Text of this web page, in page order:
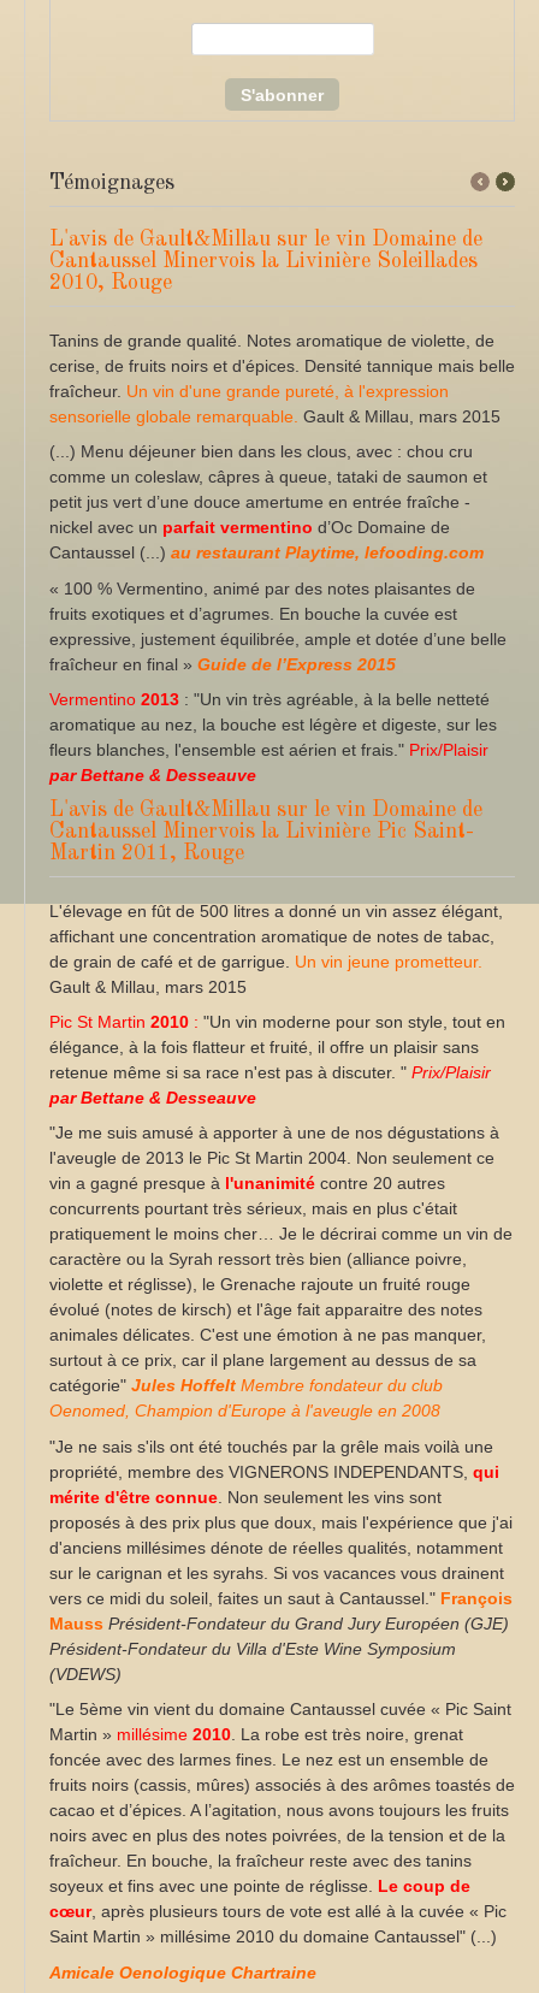
Témoignages
Previous
L'avis de Gault&Millau sur le vin Domaine de
Cantaussel Minervois la Livinière Soleillades
2010, Rouge
Tanins de grande qualité. Notes aromatique de violette, de
cerise, de fruits noirs et d'épices. Densité tannique mais belle
fraîcheur. Un vin d'une grande pureté, à l'expression
sensorielle globale remarquable. Gault & Millau, mars 2015
(...) Menu déjeuner bien dans les clous, avec : chou cru
comme un coleslaw, câpres à queue, tataki de saumon et
petit jus vert d’une douce amertume en entrée fraîche -
nickel avec un parfait vermentino d’Oc Domaine de
Cantaussel (...) au restaurant Playtime, lefooding.com
« 100 % Vermentino, animé par des notes plaisantes de
fruits exotiques et d’agrumes. En bouche la cuvée est
expressive, justement équilibrée, ample et dotée d’une belle
fraîcheur en final » Guide de l’Express 2015
Vermentino 2013 : "Un vin très agréable, à la belle netteté
aromatique au nez, la bouche est légère et digeste, sur les
fleurs blanches, l'ensemble est aérien et frais." Prix/Plaisir
par Bettane & Desseauve
L'avis de Gault&Millau sur le vin Domaine de
Cantaussel Minervois la Livinière Pic Saint-
Martin 2011, Rouge
L'élevage en fût de 500 litres a donné un vin assez élégant,
affichant une concentration aromatique de notes de tabac,
de grain de café et de garrigue. Un vin jeune prometteur.
Gault & Millau, mars 2015
Pic St Martin 2010 : "Un vin moderne pour son style, tout en
élégance, à la fois flatteur et fruité, il offre un plaisir sans
retenue même si sa race n'est pas à discuter. " Prix/Plaisir
par Bettane & Desseauve
"Je me suis amusé à apporter à une de nos dégustations à
l'aveugle de 2013 le Pic St Martin 2004. Non seulement ce
vin a gagné presque à l'unanimité contre 20 autres
concurrents pourtant très sérieux, mais en plus c'était
pratiquement le moins cher… Je le décrirai comme un vin de
caractère ou la Syrah ressort très bien (alliance poivre,
violette et réglisse), le Grenache rajoute un fruité rouge
évolué (notes de kirsch) et l'âge fait apparaitre des notes
animales délicates. C'est une émotion à ne pas manquer,
surtout à ce prix, car il plane largement au dessus de sa
catégorie" Jules Hoffelt Membre fondateur du club
Oenomed, Champion d'Europe à l'aveugle en 2008
"Je ne sais s'ils ont été touchés par la grêle mais voilà une
propriété, membre des VIGNERONS INDEPENDANTS, qui
mérite d'être connue . Non seulement les vins sont
proposés à des prix plus que doux, mais l'expérience que j'ai
d'anciens millésimes dénote de réelles qualités, notamment
sur le carignan et les syrahs. Si vos vacances vous drainent
vers ce midi du soleil, faites un saut à Cantaussel." François
Mauss Président-Fondateur du Grand Jury Européen (GJE)
Président-Fondateur du Villa d'Este Wine Symposium
(VDEWS)
"Le 5ème vin vient du domaine Cantaussel cuvée « Pic Saint
Martin » millésime 2010 . La robe est très noire, grenat
foncée avec des larmes fines. Le nez est un ensemble de
fruits noirs (cassis, mûres) associés à des arômes toastés de
cacao et d’épices. A l’agitation, nous avons toujours les fruits
noirs avec en plus des notes poivrées, de la tension et de la
fraîcheur. En bouche, la fraîcheur reste avec des tanins
soyeux et fins avec une pointe de réglisse. Le coup de
cœur, après plusieurs tours de vote est allé à la cuvée « Pic
Saint Martin » millésime 2010 du domaine Cantaussel" (...)
Amicale Oenologique Chartraine